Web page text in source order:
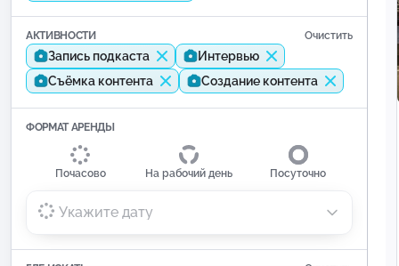
АКТИВНОСТИ Очистить
Запись подкаста
Интервью
Съёмка контента
Создание контента
ФОРМАТ АРЕНДЫ
Почасово На рабочий день Посуточно
Укажите дату